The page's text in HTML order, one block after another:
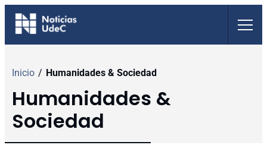
Saltar
Inicio / Humanidades & Sociedad
Humanidades &
Sociedad